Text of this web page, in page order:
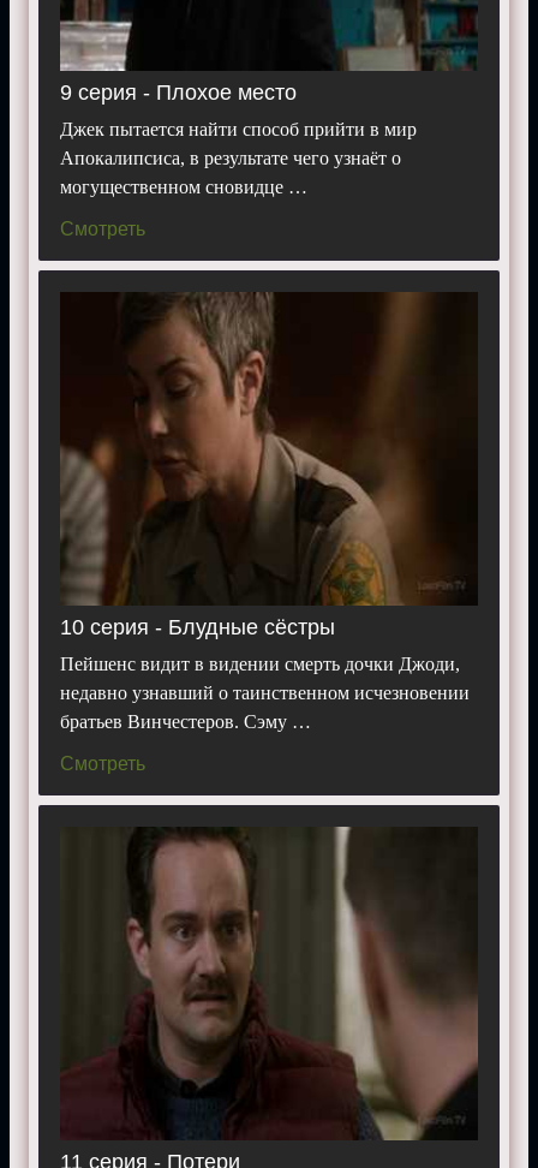
9 серия - Плохое место
Джек пытается найти способ прийти в мир
Апокалипсиса, в результате чего узнаёт о
могущественном сновидце …
Смотреть
10 серия - Блудные сёстры
Пейшенс видит в видении смерть дочки Джоди,
недавно узнавший о таинственном исчезновении
братьев Винчестеров. Сэму …
Смотреть
11 серия - Потери